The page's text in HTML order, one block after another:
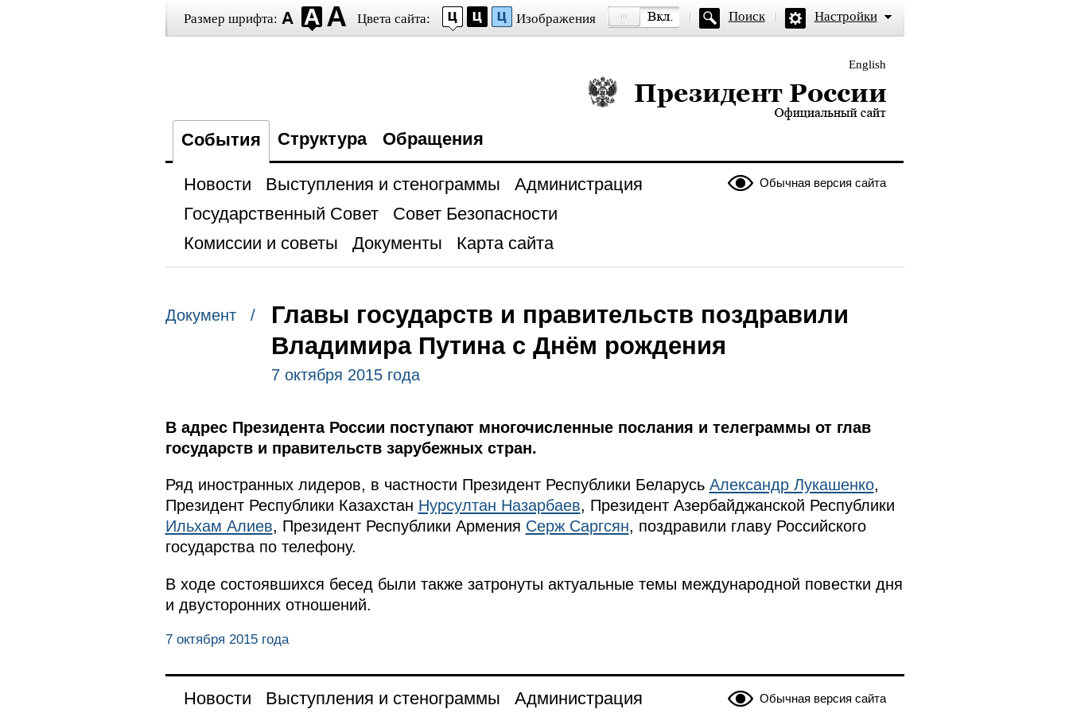
Размер шрифта: Цвета сайта: Изображения Поиск Настройки
English
Президент России — официальный сайт
События Структура Обращения
Обычная версия сайта
Новости Выступления и стенограммы
Администрация
Государственный Совет
Совет Безопасности
Комиссии и советы
Документы Карта сайта
Документ /
Главы государств и правительств поздравили
Владимира Путина с Днём рождения
7 октября 2015 года
В адрес Президента России поступают многочисленные послания и телеграммы от глав
государств и правительств зарубежных стран.
Ряд иностранных лидеров, в частности Президент Республики Беларусь Александр Лукашенко,
Президент Республики Казахстан Нурсултан Назарбаев, Президент Азербайджанской Республики
Ильхам Алиев, Президент Республики Армения Серж Саргсян, поздравили главу Российского
государства по телефону.
В ходе состоявшихся бесед были также затронуты актуальные темы международной повестки дня
и двусторонних отношений.
7 октября 2015 года
Обычная версия сайта
Новости Выступления и стенограммы Администрация